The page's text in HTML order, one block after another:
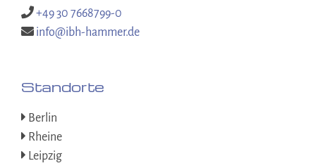
+49 30 7668799-0
info@ibh-hammer.de
Standorte
Berlin
Rheine
Leipzig